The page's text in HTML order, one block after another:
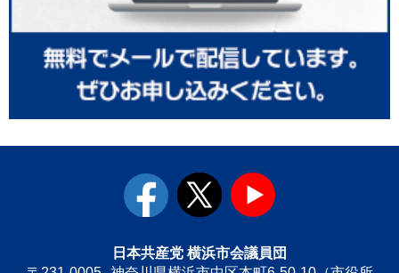
facebook twitter
日本共産党 横浜市会議員団